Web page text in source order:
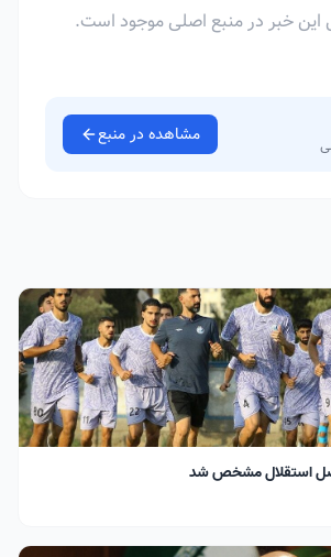
این خبر در منبع اصلی موجود است.
مشاهده در منبع
استقلال مشخص شد